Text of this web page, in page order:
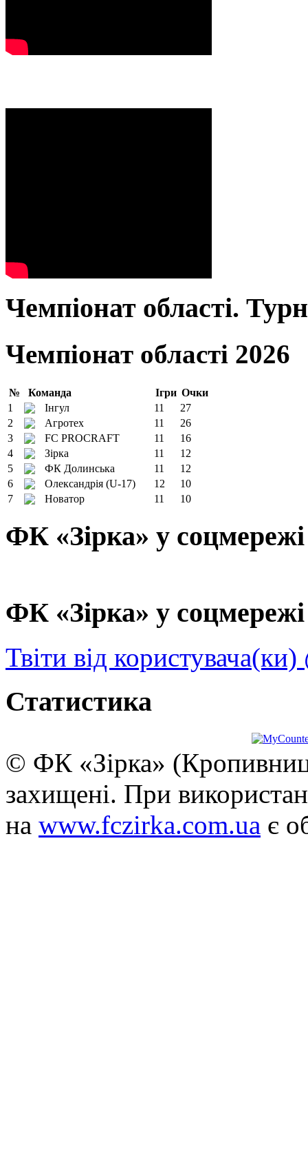
Чемпіонат області.
Чемпіонат області 2026
№ Команда Ігри Очки
1
Інгул 11
27
2
Агротех 11
26
3
FC PROCRAFT 11
16
4
Зірка 11
12
5
ФК Долинська 11
12
6
Олександрія (U-17) 12
10
7
Новатор 11 10
ФК «Зірка» у
ФК «Зірка» у
Твіти від
Статистика
© ФК «Зірка»
захищені. При
на www.fczirka.com.ua є